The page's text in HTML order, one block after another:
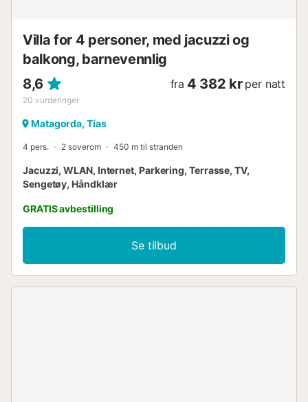
Villa for 4 personer, med jacuzzi og
balkong, barnevennlig
8,6
20 vurderinger
fra 4 382 kr per natt
Matagorda, Tías
4 pers. 2 soverom 450 m til stranden
Jacuzzi, WLAN, Internet, Parkering, Terrasse, TV,
Sengetøy, Håndklær
GRATIS avbestilling
Se tilbud